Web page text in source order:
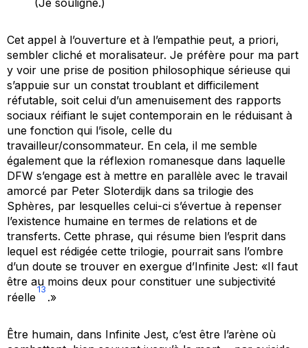
Cet appel à l’ouverture et à l’empathie peut, a priori,
sembler cliché et moralisateur. Je préfère pour ma part
y voir une prise de position philosophique sérieuse qui
s’appuie sur un constat troublant et difficilement
réfutable, soit celui d’un amenuisement des rapports
sociaux réifiant le sujet contemporain en le réduisant à
une fonction qui l’isole, celle du
travailleur/consommateur. En cela, il me semble
également que la réflexion romanesque dans laquelle
DFW s’engage est à mettre en parallèle avec le travail
amorcé par Peter Sloterdijk dans sa trilogie des
Sphères, par lesquelles celui-ci s’évertue à repenser
l’existence humaine en termes de relations et de
transferts. Cette phrase, qui résume bien l’esprit dans
lequel est rédigée cette trilogie, pourrait sans l’ombre
d’un doute se trouver en exergue d’Infinite Jest: «Il faut
être au moins deux pour constituer une subjectivité
réelle
13
.»
Être humain, dans Infinite Jest, c’est être l’arène où